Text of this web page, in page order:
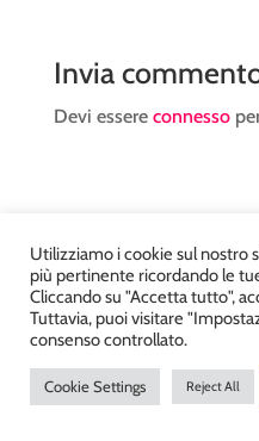
Invia
Devi essere connesso
Atelier Kyriad da Mary –
Sondrio P.Iva
realizzato da
Utilizziamo i cookie sul nostro
più pertinente ricordando le
Cliccando su "Accetta tutto",
Tuttavia, puoi visitare
consenso controllato.
Cookie Settings Reject All